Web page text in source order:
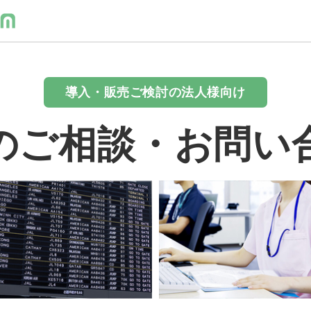
導入・販売ご検討の法人様向け
ご相談・お問い